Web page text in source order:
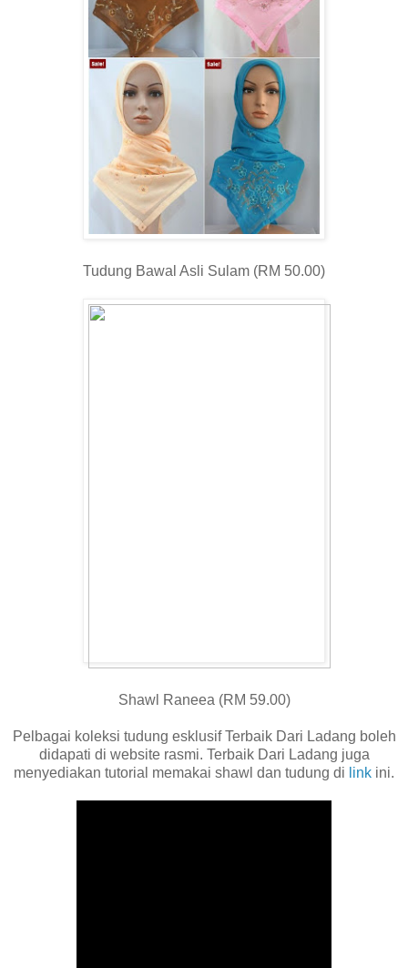
Tudung Bawal Asli Sulam (RM 50.00)
Shawl Raneea (RM 59.00)
Pelbagai koleksi tudung esklusif Terbaik Dari Ladang boleh
didapati di website rasmi. Terbaik Dari Ladang juga
menyediakan tutorial memakai shawl dan tudung di link ini.